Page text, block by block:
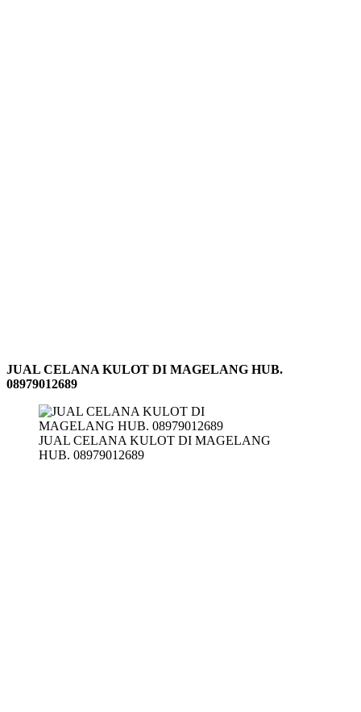
JUAL CELANA KULOT DI MAGELANG HUB.
08979012689
JUAL CELANA KULOT DI MAGELANG
HUB. 08979012689